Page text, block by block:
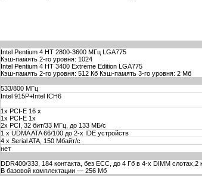
Intel Pentium 4 НТ 2800-3600 МГц LGA775
Кэш-память 2-го уровня: 1024
Intel Pentium 4 НТ 3400 Extreme Edition LGA775
Кэш-память 2-го уровня: 512 Кб Кэш-память 3-го уровня: 2 Мб
533/800 МГц
Intel 915P+Intel ICH6
1х PCI-E 16 x
1х PCI-E 1x
2x PCI, 32 бит/33 МГц, до 133 МБ/с
1 x UDMA ATA 66/100 до 2-х IDE устройств
4 x Serial ATA, 150 Мбайт/с
нет
DDR400/333, 184 контакта, без ЕСС, до 4 Гб в 4-х DIMM слотах,2
В базовой комплектации — 256 Мб